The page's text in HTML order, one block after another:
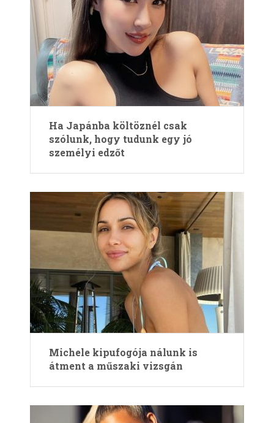
Ha Japánba költöznél csak
szólunk, hogy tudunk egy jó
személyi edzőt
Michele kipufogója nálunk is
átment a műszaki vizsgán